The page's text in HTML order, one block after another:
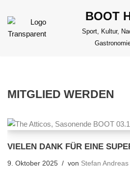
Zum
Inhalt
BOOT
Sport, Kultur,
MITGLIED WERDEN
VIELEN DANK FÜR EINE
9. Oktober 2025 von Stefan